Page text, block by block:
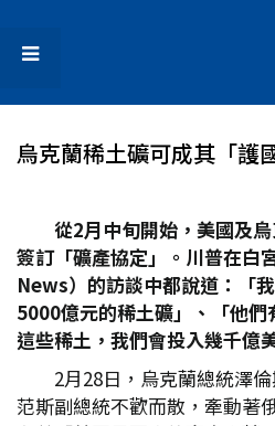
烏克蘭稀土礦可成其「護
從2月中旬開始，美國及
簽訂「礦產協定」。川普在白
News）的訪談中都說道：「
5000億元的稀土礦」、「他
這些稀土，我們會投入幾千億
2月28日，烏克蘭總統澤
范斯副總統不歡而散，牽動著